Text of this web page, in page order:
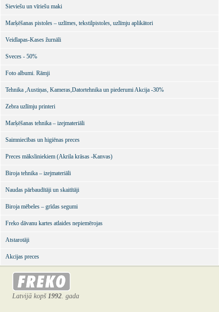
Sieviešu un vīriešu maki
Marķēšanas pistoles – uzlīmes, tekstilpistoles, uzlīmju aplikātori
Veidlapas-Kases žurnāli
Sveces - 50%
Foto albumi. Rāmji
Tehnika ,Austiņas, Kameras,Datortehnika un piederumi Akcija -30%
Zebra uzlīmju printeri
Marķēšanas tehnika – izejmateriāli
Saimniecības un higiēnas preces
Preces māksliniekiem (Akrila krāsas -Kanvas)
Biroja tehnika – izejmateriāli
Naudas pārbaudītāji un skaitītāji
Biroja mēbeles – grīdas segumi
Freko dāvanu kartes atlaides nepiemērojas
Atstarotāji
Akcijas preces
Latvijā kopš 1992. gada